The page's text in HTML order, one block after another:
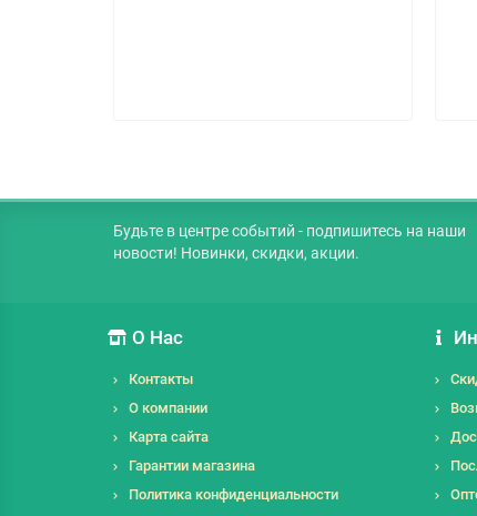
Будьте в центре событий - подпишитесь на наши
новости! Новинки, скидки, акции.
О Нас
Контакты
О компании
Карта сайта
Гарантии магазина
Политика конфиденциальности